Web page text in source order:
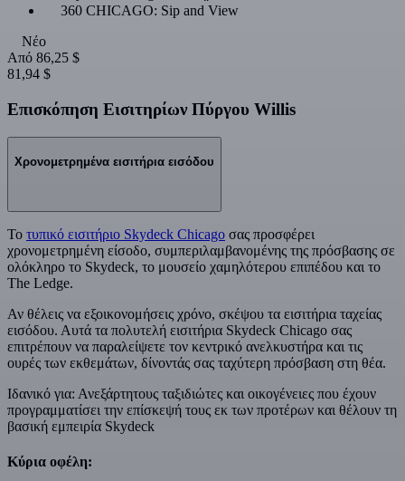
360 CHICAGO: Sip and View
Νέο
Από 86,25 $
81,94 $
Επισκόπηση Εισιτηρίων Πύργου Willis
Χρονομετρημένα εισιτήρια εισόδου
Το τυπικό εισιτήριο Skydeck Chicago σας προσφέρει
χρονομετρημένη είσοδο, συμπεριλαμβανομένης της πρόσβασης σε
ολόκληρο το Skydeck, το μουσείο χαμηλότερου επιπέδου και το
The Ledge.
Αν θέλεις να εξοικονομήσεις χρόνο, σκέψου τα εισιτήρια ταχείας
εισόδου. Αυτά τα πολυτελή εισιτήρια Skydeck Chicago σας
επιτρέπουν να παραλείψετε τον κεντρικό ανελκυστήρα και τις
ουρές των εκθεμάτων, δίνοντάς σας ταχύτερη πρόσβαση στη θέα.
Ιδανικό για: Ανεξάρτητους ταξιδιώτες και οικογένειες που έχουν
προγραμματίσει την επίσκεψή τους εκ των προτέρων και θέλουν τη
βασική εμπειρία Skydeck
Κύρια οφέλη: